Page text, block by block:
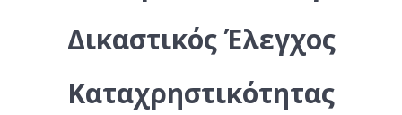
Δικαστικός Έλεγχος
Καταχρηστικότητας